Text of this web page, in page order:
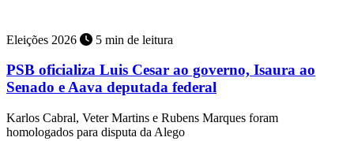
Eleições 2026 5 min de leitura
PSB oficializa Luis Cesar ao governo, Isaura ao
Senado e Aava deputada federal
Karlos Cabral, Veter Martins e Rubens Marques foram
homologados para disputa da Alego